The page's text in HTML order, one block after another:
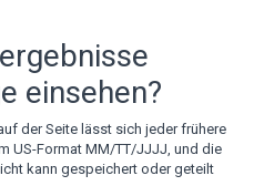
einsehen?
der Seite lässt sich jeder frühere
US-Format MM/TT/JJJJ, und die
kann gespeichert oder geteilt